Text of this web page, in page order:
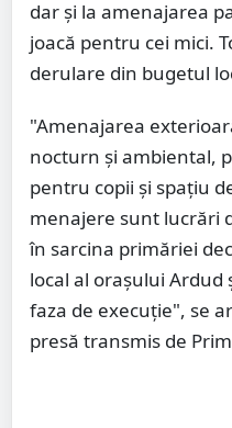
dar și la amenajarea
joacă pentru cei mici.
derulare din bugetul
"Amenajarea
nocturn și ambiental,
pentru copii și spațiu
menajere sunt lucrări
în sarcina primăriei
local al orașului
faza de execuție", se
presă transmis de